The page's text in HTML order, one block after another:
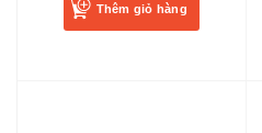
Thêm giỏ hàng